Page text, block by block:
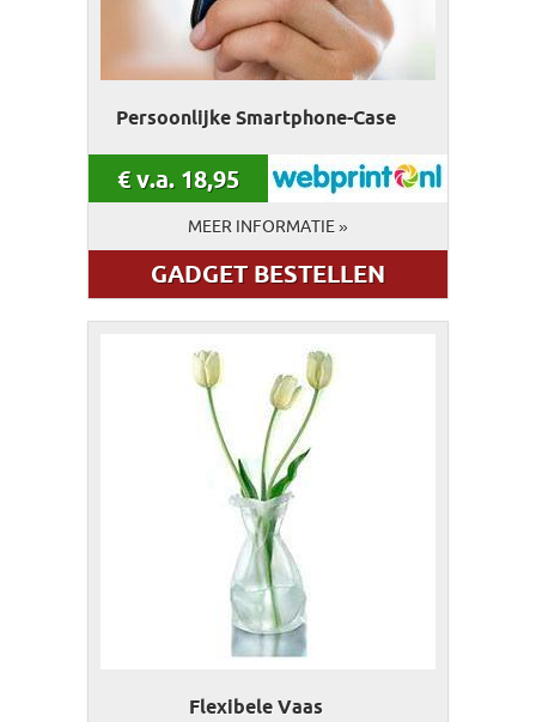
Persoonlijke Smartphone-Case
€v.a. 18,95
MEER INFORMATIE »
GADGET BESTELLEN
Flexibele Vaas